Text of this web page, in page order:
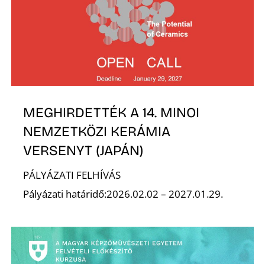
MEGHIRDETTÉK A 14. MINOI
NEMZETKÖZI KERÁMIA
VERSENYT (JAPÁN)
PÁLYÁZATI FELHÍVÁS
Pályázati határidő:2026.02.02 – 2027.01.29.